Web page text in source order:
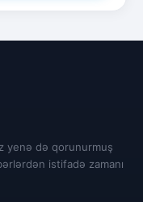
yenə də qorunurmuş
istifadə zamanı